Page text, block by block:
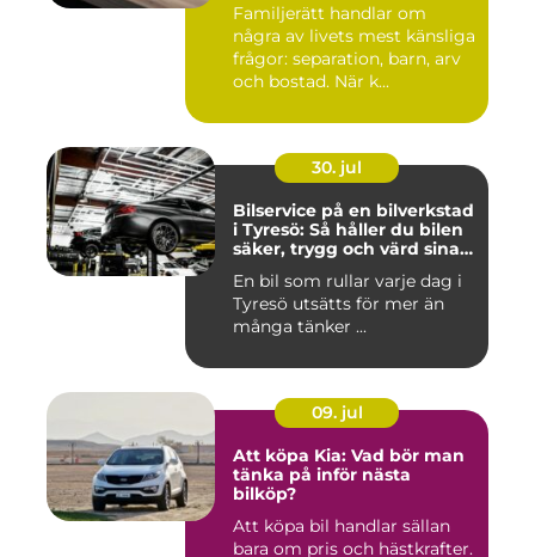
Familjerätt handlar om
några av livets mest känsliga
frågor: separation, barn, arv
och bostad. När k...
30. jul
Bilservice på en bilverkstad
i Tyresö: Så håller du bilen
säker, trygg och värd sina
En bil som rullar varje dag i
Tyresö utsätts för mer än
många tänker ...
09. jul
Att köpa Kia: Vad bör man
tänka på inför nästa
bilköp?
Att köpa bil handlar sällan
bara om pris och hästkrafter.